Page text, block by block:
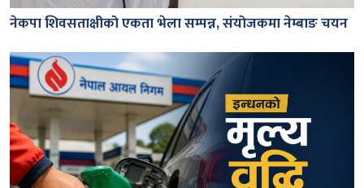
नेकपा शिवसताक्षीको एकता भेला सम्पन्न, संयोजकमा नेम्बाङ चयन